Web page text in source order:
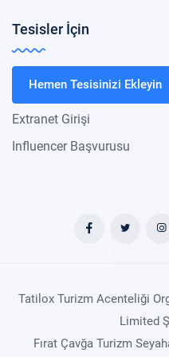
Tesisler İçin
Hemen Tesisinizi Ekleyin
Extranet Girişi
Influencer Başvurusu
Tatilox Turizm Acenteliği
Limited
Fırat Çavğa Turizm